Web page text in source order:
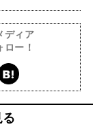
ディア
ー！